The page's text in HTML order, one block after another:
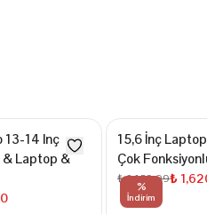
13-14 Inç
& Laptop &
%
İndirim
15,6 İnç
Çok
₺ 2,159.99₺